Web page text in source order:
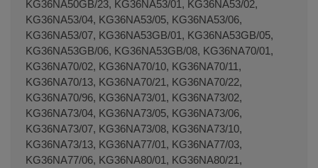
KG36NA50GB/23, KG36NA53/01, KG36NA53/02,
KG36NA53/04, KG36NA53/05, KG36NA53/06,
KG36NA53/07, KG36NA53GB/01, KG36NA53GB/05,
KG36NA53GB/06, KG36NA53GB/08, KG36NA70/01,
KG36NA70/02, KG36NA70/10, KG36NA70/11,
KG36NA70/13, KG36NA70/21, KG36NA70/22,
KG36NA70/96, KG36NA73/01, KG36NA73/02,
KG36NA73/04, KG36NA73/05, KG36NA73/06,
KG36NA73/07, KG36NA73/08, KG36NA73/10,
KG36NA73/13, KG36NA77/01, KG36NA77/03,
KG36NA77/06, KG36NA80/01, KG36NA80/21,